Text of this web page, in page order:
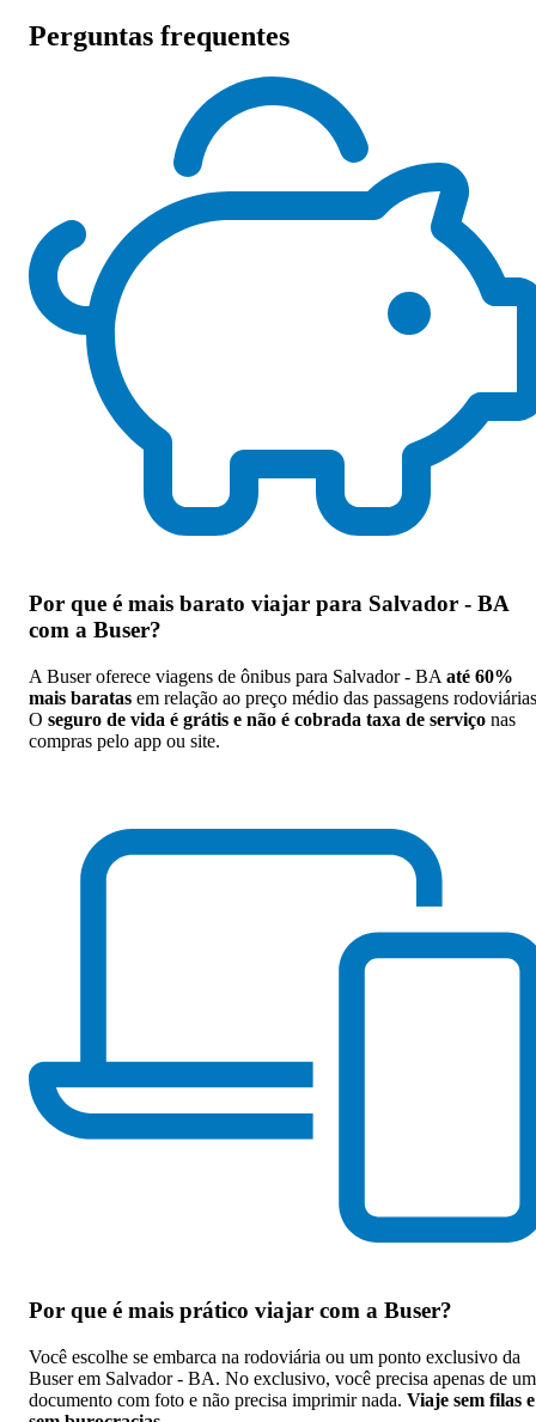
Perguntas frequentes
Por que é mais barato viajar para Salvador - BA
com a Buser?
A Buser oferece viagens de ônibus para Salvador - BA até 60%
mais baratas em relação ao preço médio das passagens
O seguro de vida é grátis e não é cobrada taxa de serviço nas
compras pelo app ou site.
Por que é mais prático viajar com a Buser?
Você escolhe se embarca na rodoviária ou um ponto exclusivo da
Buser em Salvador - BA. No exclusivo, você precisa apenas de um
documento com foto e não precisa imprimir nada. Viaje sem filas e